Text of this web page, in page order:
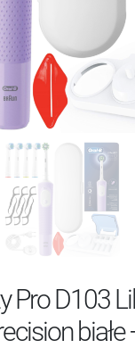
Pro D103
białe